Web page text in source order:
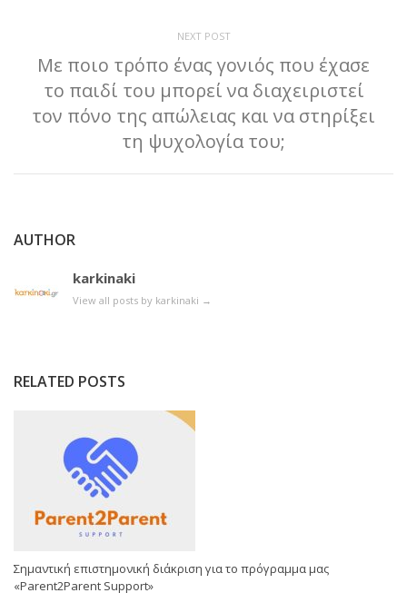
NEXT POST
Με ποιο τρόπο ένας γονιός που έχασε
το παιδί του μπορεί να διαχειριστεί
τον πόνο της απώλειας και να στηρίξει
τη ψυχολογία του;
AUTHOR
karkinaki
View all posts by karkinaki →
RELATED POSTS
Σημαντική επιστημονική διάκριση για το πρόγραμμα μας
«Parent2Parent Support»